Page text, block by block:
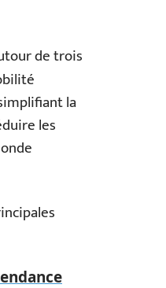
de trois
la
les